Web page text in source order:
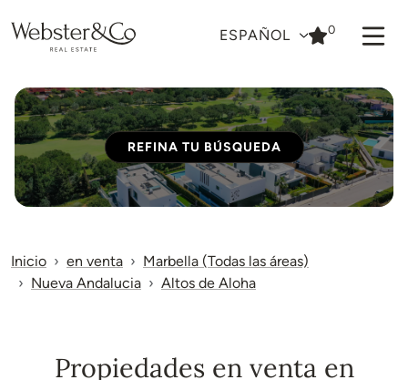
ESPAÑOL 0
REFINA TU BÚSQUEDA
Inicio en venta
Marbella (Todas las áreas)
Nueva Andalucia
Altos de Aloha
Propiedades en venta en